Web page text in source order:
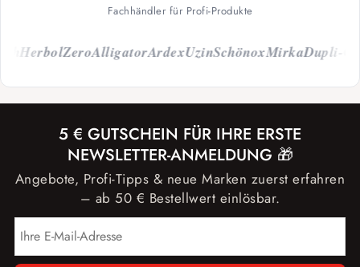
Fachhändler für Profi-Produkte
HerbolZeroAlligatorArdexUzinSchönoxMirkaDupli-
5 € GUTSCHEIN FÜR IHRE ERSTE
NEWSLETTER-ANMELDUNG 🎁
Angebote, Profi-Tipps & neue Marken zuerst erfahren
– ab 50 € Bestellwert einlösbar.